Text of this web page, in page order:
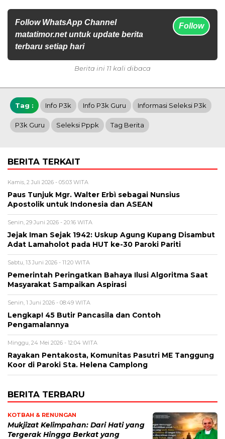
Follow WhatsApp Channel
matatimor.net untuk update berita
terbaru setiap hari
Follow
Berita ini 11 kali dibaca
Tag : Info P3k Info P3k Guru Informasi Seleksi P3k
P3k Guru Seleksi Pppk Tag Berita
BERITA TERKAIT
Kamis, 2 Juli 2026 - 05:03 WITA
Paus Tunjuk Mgr. Walter Erbì sebagai Nunsius
Apostolik untuk Indonesia dan ASEAN
Senin, 29 Juni 2026 - 20:16 WITA
Jejak Iman Sejak 1942: Uskup Agung Kupang Disambut
Adat Lamaholot pada HUT ke-30 Paroki Pariti
Sabtu, 13 Juni 2026 - 11:20 WITA
Pemerintah Peringatkan Bahaya Ilusi Algoritma Saat
Masyarakat Sampaikan Aspirasi
Senin, 1 Juni 2026 - 08:49 WITA
Lengkap! 45 Butir Pancasila dan Contoh
Pengamalannya
Minggu, 24 Mei 2026 - 12:04 WITA
Rayakan Pentakosta, Komunitas Pasutri ME Tanggung
Koor di Paroki Sta. Helena Camplong
BERITA TERBARU
KOTBAH & RENUNGAN
Mukjizat Kelimpahan: Dari Hati yang
Tergerak Hingga Berkat yang